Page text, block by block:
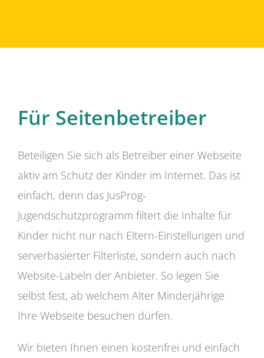
Für Seitenbetreiber
Beteiligen Sie sich als Betreiber einer Webseite
aktiv am Schutz der Kinder im Internet. Das ist
einfach, denn das JusProg-
Jugendschutzprogramm filtert die Inhalte für
Kinder nicht nur nach Eltern-Einstellungen und
serverbasierter Filterliste, sondern auch nach
Website-Labeln der Anbieter. So legen Sie
selbst fest, ab welchem Alter Minderjährige
Ihre Webseite besuchen dürfen.
Wir bieten Ihnen einen kostenfrei und einfach